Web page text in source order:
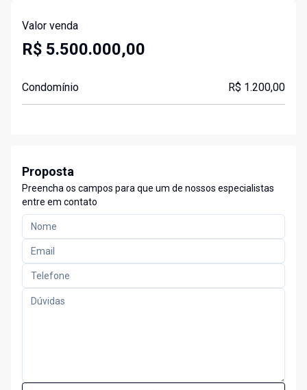
Valor venda
R$ 5.500.000,00
Condomínio R$ 1.200,00
Proposta
Preencha os campos para que um de nossos especialistas
entre em contato